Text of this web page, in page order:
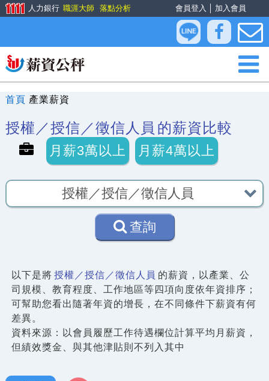
會員登入 加入會員
人力銀行 職涯大師 落點分析
首頁 產業薪資
授權／授信／徵信人員 的薪資比較
月薪3萬以上 月薪4萬以上
查詢
以下是將 授權／授信／徵信人員 的薪資，以產業、公
司規模、教育程度、工作地區等四項向度依年資排序；
可幫助您看出隨著年資的增長，在不同條件下薪資有何
差異。
資料來源：以會員履歷工作待遇欄位計算平均月薪資，
但績效獎金、與其他津貼則不列入其中